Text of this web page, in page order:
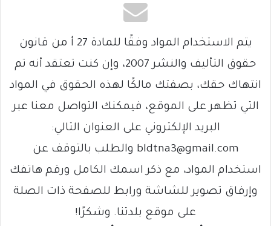
يتم الاستخدام المواد وفقًا للمادة 27 أ من قانون
حقوق التأليف والنشر 2007، وإن كنت تعتقد أنه تم
انتهاك حقك، بصفتك مالكًا لهذه الحقوق في المواد
التي تظهر على الموقع، فيمكنك التواصل معنا عبر
البريد الإلكتروني على العنوان التالي:
bldtna3@gmail.com والطلب بالتوقف عن
استخدام المواد، مع ذكر اسمك الكامل ورقم هاتفك
وإرفاق تصوير للشاشة ورابط للصفحة ذات الصلة
على موقع بلدتنا. وشكرًا!